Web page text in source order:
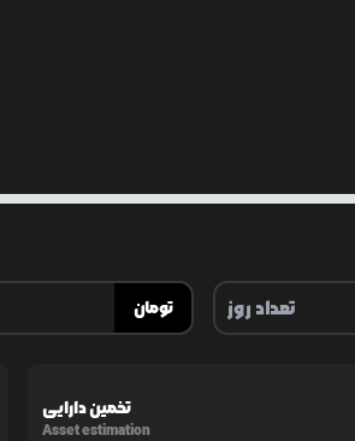
تومان
تخمین دارایی
Asset estimation